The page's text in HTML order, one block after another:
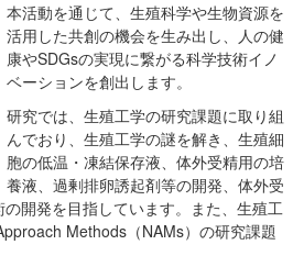
本活動を通じて、生殖科学や生物資源を
活用した共創の機会を生み出し、人の健
康やSDGsの実現に繋がる科学技術イノ
ベーションを創出します。
研究では、生殖工学の研究課題に取り組
んでおり、生殖工学の謎を解き、生殖細
胞の低温・凍結保存液、体外受精用の培
養液、過剰排卵誘起剤等の開発、体外受
開発を目指しています。また、生殖工
Methods（NAMs）の研究課題
験関係
実験関係
トープ実験関係
R-BASE